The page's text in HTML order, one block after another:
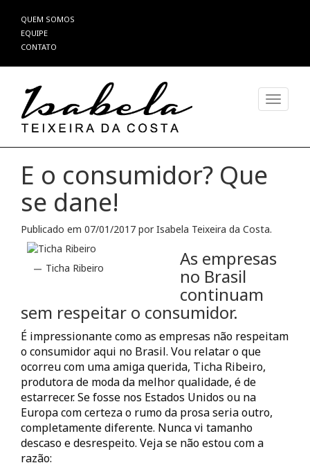
Pular
para
o
QUEM SOMOS
EQUIPE
CONTATO
E o consumidor? Que
se dane!
Publicado em 07/01/2017 porIsabela Teixeira da Costa.
Ticha Ribeiro As empresas
no Brasil
continuam
sem respeitar o consumidor.
É impressionante como as empresas não respeitam
o consumidor aqui no Brasil. Vou relatar o que
ocorreu com uma amiga querida, Ticha Ribeiro,
produtora de moda da melhor qualidade, é de
estarrecer. Se fosse nos Estados Unidos ou na
Europa com certeza o rumo da prosa seria outro,
completamente diferente. Nunca vi tamanho
descaso e desrespeito. Veja se não estou com a
razão: